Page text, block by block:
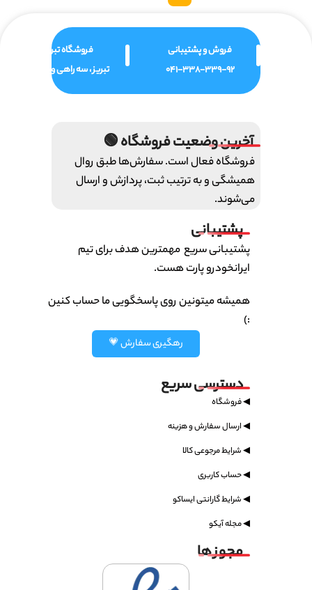
فروش و پشتیبانی
041-338-339-92
فروشگاه تبریز
تبریز ، سه راهی ولیعصر
آخرین وضعیت فروشگاه 🟢
فروشگاه فعال است. سفارش‌ها طبق روال
همیشگی و به ترتیب ثبت، پردازش و ارسال
می‌شوند.
پشتیبانی
پشتیبانی سریع مهمترین هدف برای تیم
ایرانخودرو پارت هست.
همیشه میتونین روی پاسخگویی ما حساب کنین
:)
رهگیری سفارش 💗
دسترسی سریع
◀ فروشگاه
◀ ارسال سفارش و هزینه
◀ شرایط مرجوعی کالا
◀ حساب کاربری
◀ شرایط گارانتی ایساکو
◀ مجله آیکو
مجوز ها